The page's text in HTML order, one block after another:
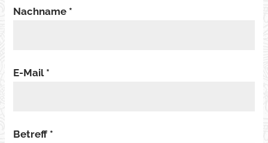
Nachname *
E-Mail *
Betreff *